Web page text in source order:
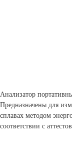
Анализатор
Предназначены для
сплавах методом
соответствии с